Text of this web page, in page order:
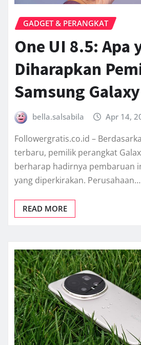
GADGET & PERANGKAT
One UI 8.5: Apa
Diharapkan
Samsung
bella.salsabila Apr 14,
Followergratis.co.id –
terbaru, pemilik perangkat
berharap hadirnya pembaruan
yang diperkirakan. Perusahaan…
READ MORE